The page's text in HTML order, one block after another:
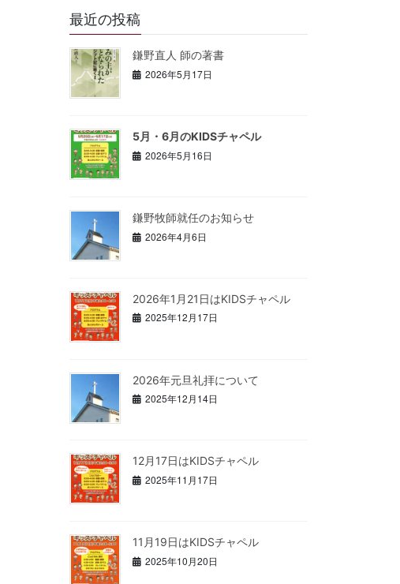
最近の投稿
鎌野直人 師の著書
2026年5月17日
5月・6月のKIDSチャペル
2026年5月16日
鎌野牧師就任のお知らせ
2026年4月6日
2026年1月21日はKIDSチャペル
2025年12月17日
2026年元旦礼拝について
2025年12月14日
12月17日はKIDSチャペル
2025年11月17日
11月19日はKIDSチャペル
2025年10月20日